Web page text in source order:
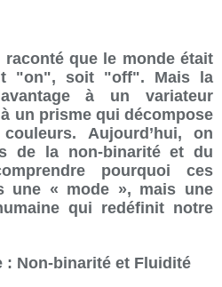
que le monde était
"on", soit "off". Mais la
à un variateur
un prisme qui décompose
Aujourd’hui, on
de la non-binarité et du
pourquoi ces
une « mode », mais une
qui redéfinit notre
Non-binarité et Fluidité